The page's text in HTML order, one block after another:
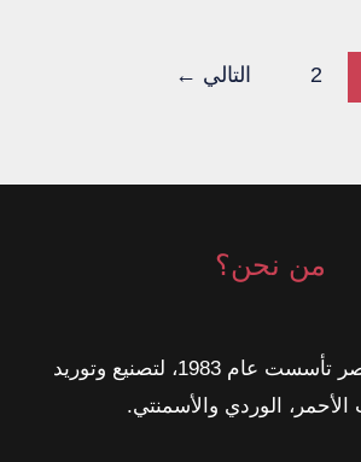
2 التالي ←
من نحن؟
شركة العمار مصر تأسست عام 1983، لتصنيع وتوريد
الأحمر، الوردي والأسمنتي.